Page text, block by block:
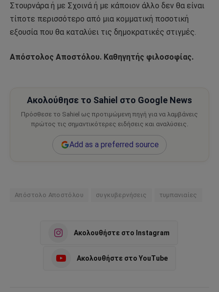
Στουρνάρα ή με Σχοινά ή με κάποιον άλλο δεν θα είναι
τίποτε περισσότερο από μια κομματική ποσοτική
εξουσία που θα καταλύει τις δημοκρατικές στιγμές.
Απόστολος Αποστόλου. Καθηγητής φιλοσοφίας.
Ακολούθησε το Sahiel στο Google News
Πρόσθεσε το Sahiel ως προτιμώμενη πηγή για να λαμβάνεις
πρώτος τις σημαντικότερες ειδήσεις και αναλύσεις.
Add as a preferred source
Απόστολο Αποστόλου συγκυβερνήσεις τυμπανιαίες
Ακολουθήστε στο Instagram
Ακολουθήστε στο YouTube